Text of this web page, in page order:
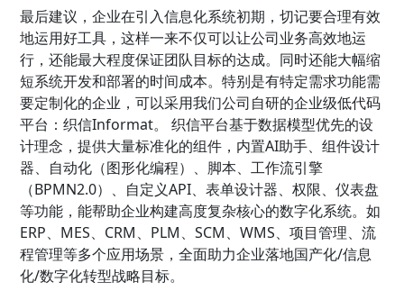
最后建议，企业在引入信息化系统初期，切记要合理有效
地运用好工具，这样一来不仅可以让公司业务高效地运
行，还能最大程度保证团队目标的达成。同时还能大幅缩
短系统开发和部署的时间成本。特别是有特定需求功能需
要定制化的企业，可以采用我们公司自研的企业级低代码
平台：织信Informat。 织信平台基于数据模型优先的设
计理念，提供大量标准化的组件，内置AI助手、组件设计
器、自动化（图形化编程）、脚本、工作流引擎
（BPMN2.0）、自定义API、表单设计器、权限、仪表盘
等功能，能帮助企业构建高度复杂核心的数字化系统。如
ERP、MES、CRM、PLM、SCM、WMS、项目管理、流
程管理等多个应用场景，全面助力企业落地国产化/信息
化/数字化转型战略目标。